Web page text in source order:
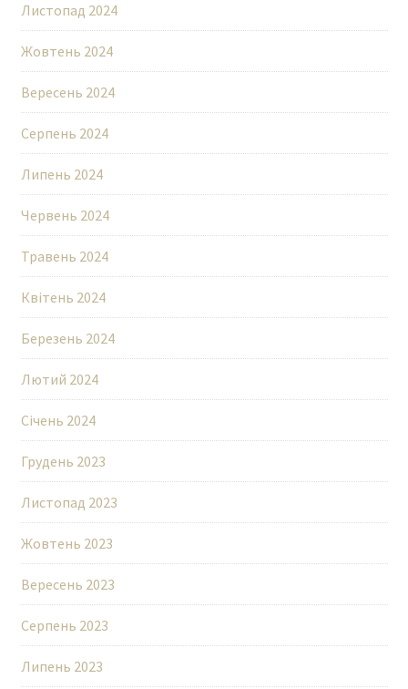
Листопад 2024
Жовтень 2024
Вересень 2024
Серпень 2024
Липень 2024
Червень 2024
Травень 2024
Квітень 2024
Березень 2024
Лютий 2024
Січень 2024
Грудень 2023
Листопад 2023
Жовтень 2023
Вересень 2023
Серпень 2023
Липень 2023